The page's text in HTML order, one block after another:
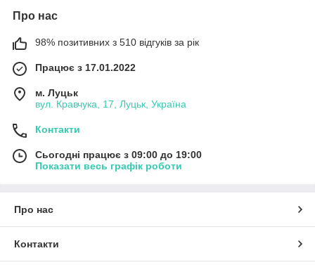
Про нас
98% позитивних з 510 відгуків за рік
Працює з 17.01.2022
м. Луцьк
вул. Кравчука, 17, Луцьк, Україна
Контакти
Сьогодні працює з 09:00 до 19:00
Показати весь графік роботи
Про нас
Контакти